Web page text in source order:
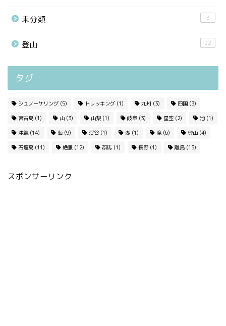
未分類 3
登山 22
タグ
シュノーケリング (5) トレッキング (1) 九州 (3) 四国 (3)
宮古島 (1) 山 (3) 山梨 (1) 岐阜 (3) 星空 (2) 池 (1)
沖縄(14) 海 (9) 渓谷 (1) 湖 (1) 滝 (6) 登山 (4)
石垣島 (11) 絶景 (12) 群馬 (1) 長野 (1) 離島 (13)
スポンサーリンク